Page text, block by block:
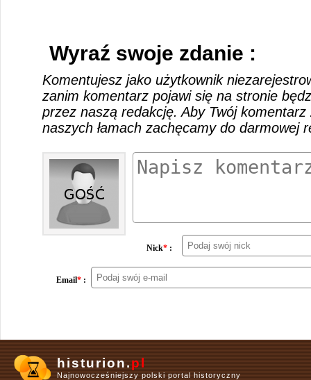
Wyraź swoje zdanie :
Komentujesz jako użytkownik
zanim komentarz pojawi się na stronie
przez naszą redakcję. Aby Twój
naszych łamach zachęcamy do darmowej
Nick* :
Email* :
histurion.pl
Najnowocześniejszy polski portal historyczny